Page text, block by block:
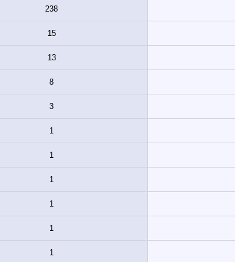
238
15
13
8
3
1
1
1
1
1
1